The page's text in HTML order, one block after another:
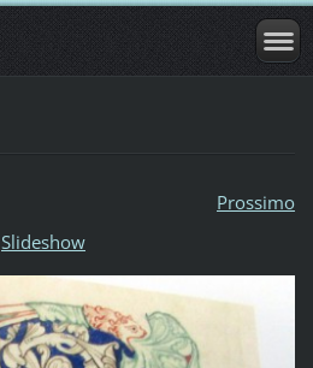
Prossimo
Slideshow